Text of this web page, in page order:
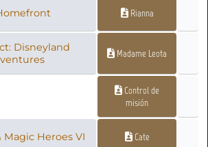
Rianna
Disneyland
Madame Leota
Control de
misión
Heroes VI Cate